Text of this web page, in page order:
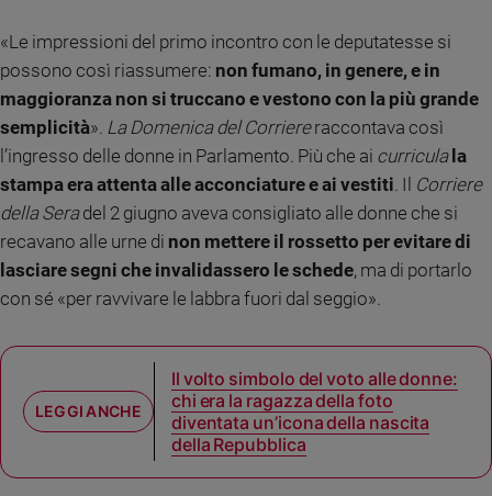
Cultura
spettacoli
Sanremo
2026
Cinema,
Tv
e
streaming
Arte
Famiglia
ed
educazione
«Le impressioni del primo incontro con le deputatesse si
possono così riassumere: non fumano, in genere, e in
maggioranza non si truccano e vestono con la più grande
semplicità». La Domenica del Corriereraccontava così
l’ingresso delle donne in Parlamento. Più che ai curriculala
stampa era attenta alle acconciature e ai vestiti . Il Corriere
della Seradel 2 giugno aveva consigliato alle donne che si
recavano alle urne di non mettere il rossetto per evitare di
lasciare segni che invalidassero le schede, ma di portarlo
con sé «per ravvivare le labbra fuori dal seggio».
Il volto simbolo del voto alle donne:
chi era la ragazza della foto
diventata un’icona della nascita
della Repubblica